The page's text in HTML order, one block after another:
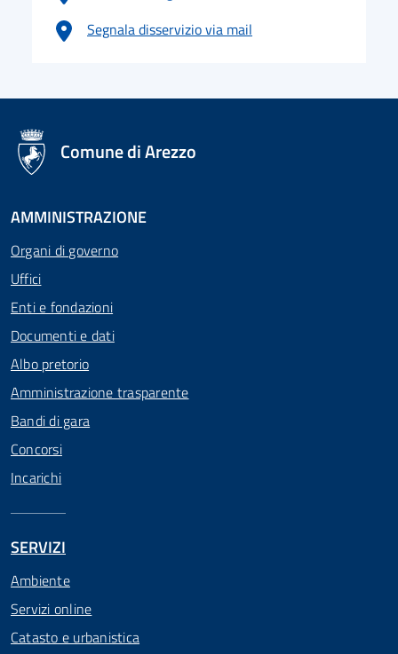
Segnala disservizio via mail
logo Unione Europea
Comune di Arezzo
AMMINISTRAZIONE
Organi di governo
Uffici
Enti e fondazioni
Documenti e dati
Albo pretorio
Amministrazione trasparente
Bandi di gara
Concorsi
Incarichi
SERVIZI
Ambiente
Servizi online
Catasto e urbanistica